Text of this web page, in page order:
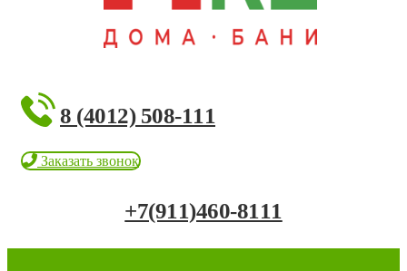
8 (4012) 508-111
Заказать звонок
+7(911)460-8111